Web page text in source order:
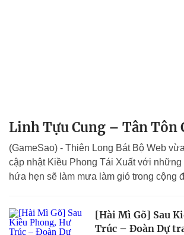
Linh Tựu Cung – Tân Tôn
(GameSao) - Thiên Long Bát Bộ Web
cập nhật Kiều Phong Tái Xuất với
hứa hẹn sẽ làm mưa làm gió trong cộng
[Hài Mì Gõ] Sau
Trúc – Đoàn Dự